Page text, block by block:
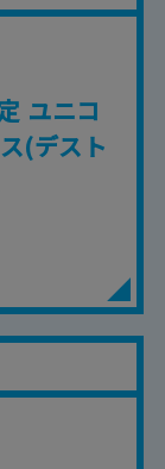
ユニコ
(デスト